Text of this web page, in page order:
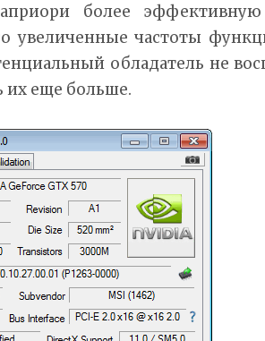
более
увеличенные частоты
обладатель не
их еще больше.